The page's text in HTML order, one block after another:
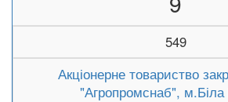
549
Акціонерне товариство
"Агропромснаб",